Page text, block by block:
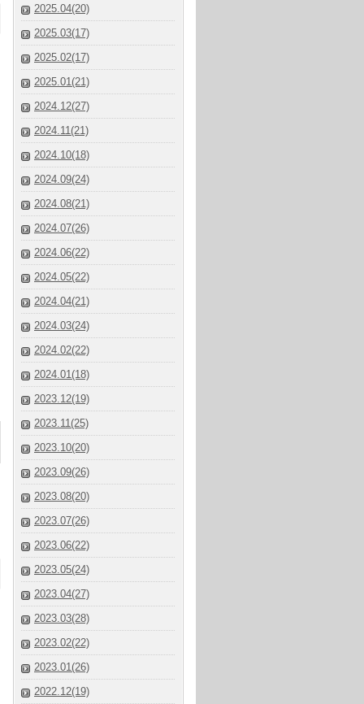
2025.04(20)
2025.03(17)
2025.02(17)
2025.01(21)
2024.12(27)
2024.11(21)
2024.10(18)
2024.09(24)
2024.08(21)
2024.07(26)
2024.06(22)
2024.05(22)
2024.04(21)
2024.03(24)
2024.02(22)
2024.01(18)
2023.12(19)
2023.11(25)
2023.10(20)
2023.09(26)
2023.08(20)
2023.07(26)
2023.06(22)
2023.05(24)
2023.04(27)
2023.03(28)
2023.02(22)
2023.01(26)
2022.12(19)